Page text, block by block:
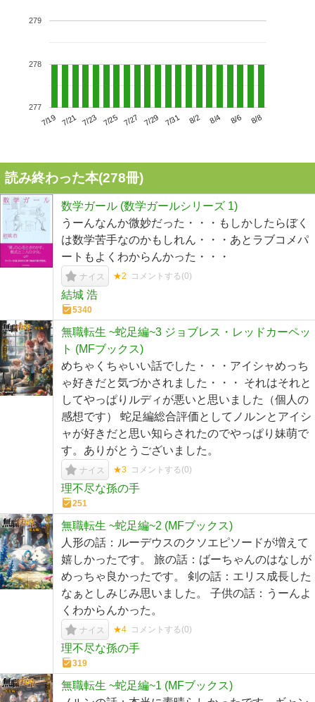
7/19 7/21 7/23 7/25 7/27 7/29 7/31 8/2 8/4 8/6 8/8
277
278
279
読み終わった本(278冊)
数学ガール (数学ガールシリーズ 1)
うーんなんか微妙だった・・・もしかしたらぼく
は数学苦手なのかもしれん・・・あとラブコメパ
ートもよくわからんかった・・・
ナイス ★2 コメントする(0)
結城 浩
5340
無職転生 ~蛇足編~3 ジョブレス・レッドカーペッ
ト (MFブックス)
めちゃくちゃいい話でした・・・アイシャめっち
ゃ好きだと気づかされました・・・ それはそれと
してやっぱりルディが悪いと思いました（個人の
感想です） 蛇足編総合評価としてノルンとアイシ
ャが好きだと思い知らされたのでやっぱり妹萌で
す。ありがとうございました。
ナイス ★3 コメントする(0)
理不尽な孫の手
251
無職転生 ~蛇足編~2 (MFブックス)
人形の話：ルーデウスのクソエピソードが増えて
嬉しかったです。 旅の話：ばーちゃんのはなしが
めっちゃ良かったです。 剣の話：エリス成長した
なぁとしみじみ思いました。 子供の話：うーんよ
くわからんかった。
ナイス ★4 コメントする(0)
理不尽な孫の手
319
無職転生 ~蛇足編~1 (MFブックス)